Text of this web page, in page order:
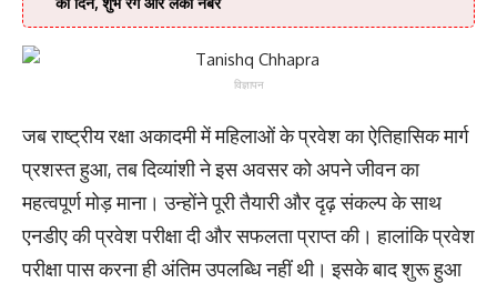
विज्ञापन
जब राष्ट्रीय रक्षा अकादमी में महिलाओं के प्रवेश का ऐतिहासिक मार्ग
प्रशस्त हुआ, तब दिव्यांशी ने इस अवसर को अपने जीवन का
महत्वपूर्ण मोड़ माना। उन्होंने पूरी तैयारी और दृढ़ संकल्प के साथ
एनडीए की प्रवेश परीक्षा दी और सफलता प्राप्त की। हालांकि प्रवेश
परीक्षा पास करना ही अंतिम उपलब्धि नहीं थी। इसके बाद शुरू हुआ